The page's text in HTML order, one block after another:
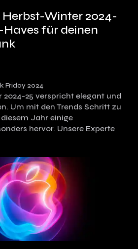
Winter 2024-
Haves für deinen
Friday 2024
25 verspricht elegant und
Um mit den Trends Schritt zu
Jahr einige
hervor. Unsere Experte